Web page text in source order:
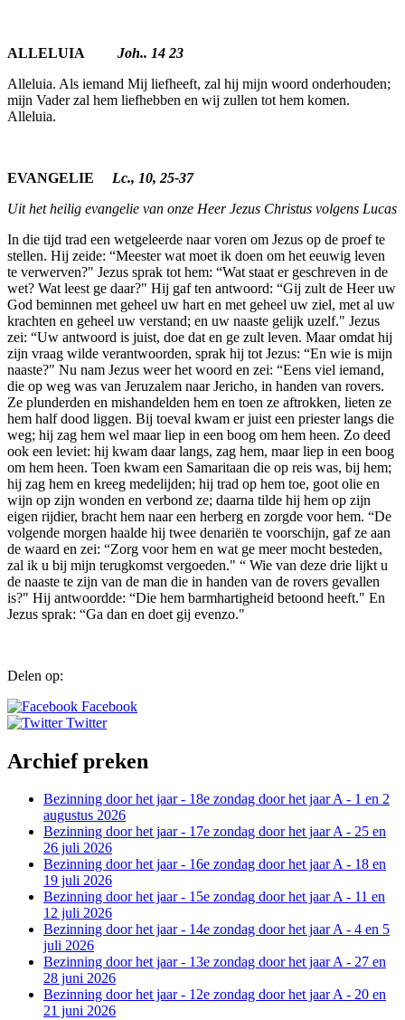
ALLELUIA Joh.. 14 23
Alleluia. Als iemand Mij liefheeft, zal hij mijn woord onderhou­den;
mijn Vader zal hem liefhebben en wij zullen tot hem komen.
Alleluia.
EVANGELIE Lc., 10, 25-37
Uit het heilig evangelie van onze Heer Jezus Christus volgens Lucas
In die tijd trad een wetgeleerde naar voren om Jezus op de proef te
stellen. Hij zeide: “Meester wat moet ik doen om het eeuwig leven
te verwer­ven?" Jezus sprak tot hem: “Wat staat er geschreven in de
wet? Wat leest ge daar?" Hij gaf ten antwoord: “Gij zult de Heer uw
God beminnen met geheel uw hart en met geheel uw ziel, met al uw
krachten en geheel uw verstand; en uw naaste gelijk uzelf." Jezus
zei: “Uw antwoord is juist, doe dat en ge zult leven. Maar omdat hij
zijn vraag wilde verantwoorden, sprak hij tot Jezus: “En wie is mijn
naaste?" Nu nam Jezus weer het woord en zei: “Eens viel iemand,
die op weg was van Jeruzalem naar Jericho, in handen van rovers.
Ze plunderden en mishandelden hem en toen ze aftrokken, lieten ze
hem half dood liggen. Bij toeval kwam er juist een priester langs die
weg; hij zag hem wel maar liep in een boog om hem heen. Zo deed
ook een leviet: hij kwam daar langs, zag hem, maar liep in een boog
om hem heen. Toen kwam een Samaritaan die op reis was, bij hem;
hij zag hem en kreeg medelijden; hij trad op hem toe, goot olie en
wijn op zijn wonden en verbond ze; daarna tilde hij hem op zijn
eigen rijdier, bracht hem naar een herberg en zorgde voor hem. “De
volgende morgen haalde hij twee denariën te voor­schijn, gaf ze aan
de waard en zei: “Zorg voor hem en wat ge meer mocht besteden,
zal ik u bij mijn terugkomst vergoeden." “ Wie van deze drie lijkt u
de naaste te zijn van de man die in handen van de rovers gevallen
is?" Hij antwoordde: “Die hem barmhartigheid betoond heeft." En
Jezus sprak: “Ga dan en doet gij evenzo."
Delen op:
Facebook
Twitter
Archief preken
Bezinning door het jaar - 18e zondag door het jaar A - 1 en 2
augustus 2026
Bezinning door het jaar - 17e zondag door het jaar A - 25 en
26 juli 2026
Bezinning door het jaar - 16e zondag door het jaar A - 18 en
19 juli 2026
Bezinning door het jaar - 15e zondag door het jaar A - 11 en
12 juli 2026
Bezinning door het jaar - 14e zondag door het jaar A - 4 en 5
juli 2026
Bezinning door het jaar - 13e zondag door het jaar A - 27 en
28 juni 2026
Bezinning door het jaar - 12e zondag door het jaar A - 20 en
21 juni 2026